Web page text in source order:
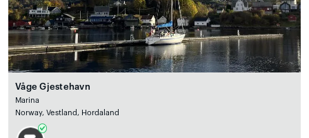
Våge Gjestehavn
Marina
Norway, Vestland, Hordaland